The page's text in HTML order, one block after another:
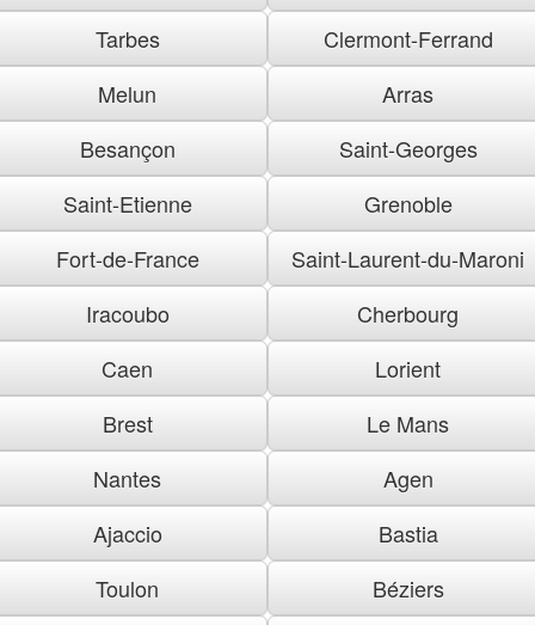
Tarbes
Clermont-Ferrand
Melun
Arras
Besançon
Saint-Georges
Saint-Etienne
Grenoble
Fort-de-France
Saint-Laurent-du-Maroni
Iracoubo
Cherbourg
Caen
Lorient
Brest
Le Mans
Nantes
Agen
Ajaccio
Bastia
Toulon
Béziers